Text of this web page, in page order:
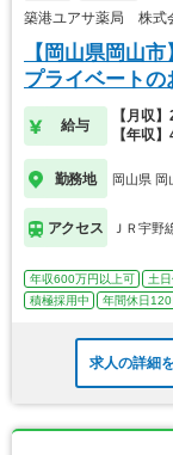
築港ユアサ薬局 株式
【岡山県岡山
プライベートの
給与
【月収
【年収
勤務地 岡山県 岡
アクセス ＪＲ宇野
年収600万円以上可 土日
積極採用中
年間休日
求人の詳細